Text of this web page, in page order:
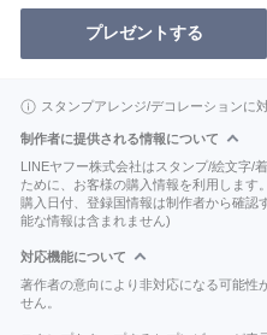
プレゼントする
スタンプアレンジ/デコレーションに
制作者に提供される情報について
LINEヤフー株式会社はスタンプ/絵文字/
ために、お客様の購入情報を利用します。
購入日付、登録国情報は制作者から確
能な情報は含まれません)
対応機能について
著作者の意向により非対応になる可能性
せん。